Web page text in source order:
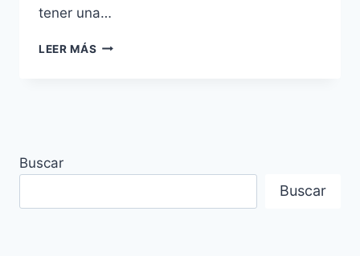
tener una…
LEER MÁS 20
Buscar
Buscar